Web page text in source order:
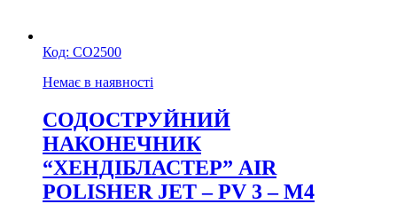
Код: СО2500
Немає в наявності
СОДОСТРУЙНИЙ
НАКОНЕЧНИК
“ХЕНДІБЛАСТЕР” AIR
POLISHER JET – PV 3 – М4